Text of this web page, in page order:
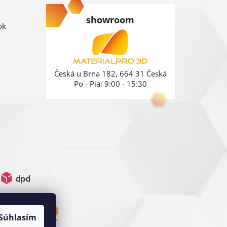
showroom
Česká u Brna 182, 664 31 Česká
Po - Pia: 9:00 - 15:30